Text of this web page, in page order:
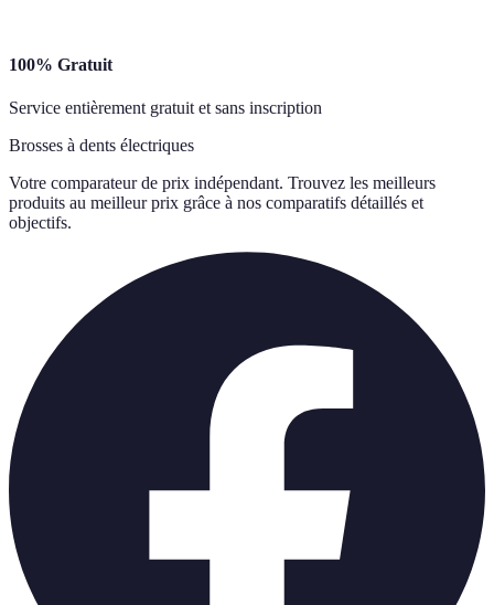
100% Gratuit
Service entièrement gratuit et sans inscription
Brosses à dents électriques
Votre comparateur de prix indépendant. Trouvez les meilleurs
produits au meilleur prix grâce à nos comparatifs détaillés et
objectifs.